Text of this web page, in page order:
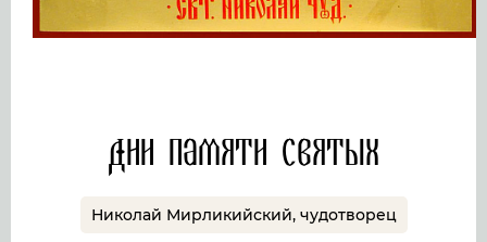
Дни памяти святых
Николай Мирликийский, чудотворец